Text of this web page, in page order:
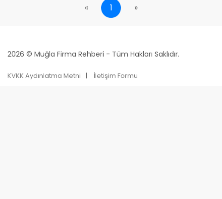
« 1 »
2026 © Muğla Firma Rehberi - Tüm Hakları Saklıdır.
KVKK Aydınlatma Metni İletişim Formu